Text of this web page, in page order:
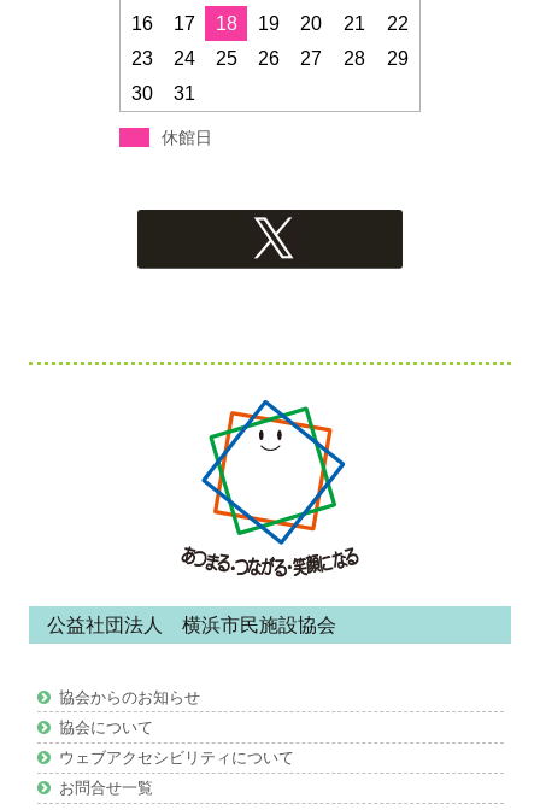
16
17 18 19 20 21
22
23
24 25 26 27 28
29
30
31
休館日
テ
ツ
公益社団法人 横浜市民施設協会
協会からのお知らせ
協会について
ウェブアクセシビリティについて
お問合せ一覧